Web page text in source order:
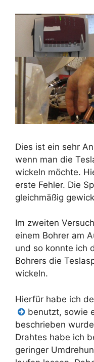
Dies ist ein sehr
wenn man die
wickeln möchte.
erste Fehler. Die
gleichmäßig
Im zweiten
einem Bohrer am
und so konnte ich
Bohrers die
wickeln.
Hierfür habe ich
benutzt, sowie
beschrieben
Drahtes habe ich
geringer